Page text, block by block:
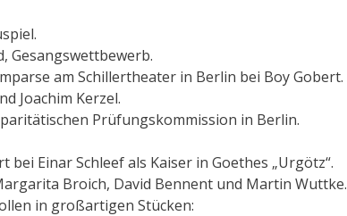
Gesangswettbewerb.
am Schillertheater in Berlin bei Boy Gobert.
Joachim Kerzel.
Prüfungskommission in Berlin.
Einar Schleef als Kaiser in Goethes „Urgötz“.
Broich, David Bennent und Martin Wuttke.
in großartigen Stücken: